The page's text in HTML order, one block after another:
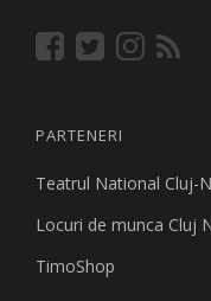
PARTENERI
Teatrul National Cluj-
Locuri de munca Cluj
TimoShop